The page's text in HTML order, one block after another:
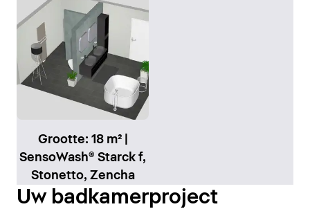
Grootte: 18 m² |
SensoWash® Starck f,
Stonetto, Zencha
Uw badkamerproject